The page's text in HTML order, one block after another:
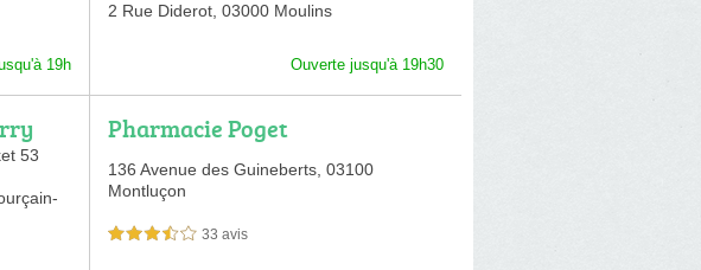
19h
2 Rue Diderot, 03000 Moulins
Ouverte jusqu'à 19h30
53
Pharmacie Poget
136 Avenue des Guineberts, 03100
Montluçon
3,5 étoiles sur 5 33 avis